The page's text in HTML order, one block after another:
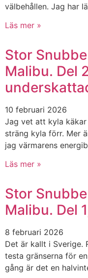
välbehållen. Jag har
Läs mer »
Stor
Malibu. Del
10 februari 2026
Jag vet att kyla
sträng kyla förr. Mer
jag värmarens
Läs mer »
Stor
Malibu. Del
8 februari 2026
Det är kallt i Sverige.
testa gränserna för
gång är det en